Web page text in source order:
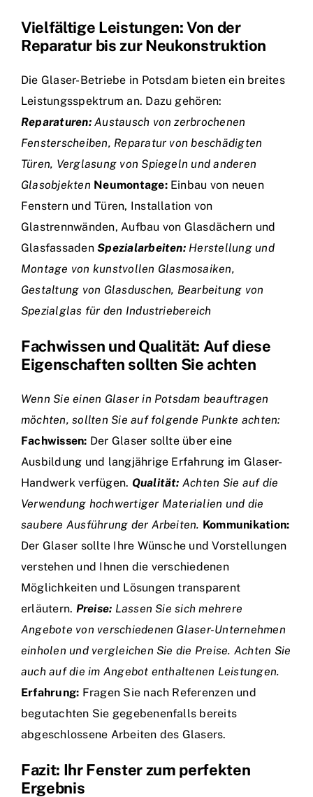
Vielfältige Leistungen: Von der
Reparatur bis zur Neukonstruktion
Die Glaser-Betriebe in Potsdam bieten ein breites
Leistungsspektrum an. Dazu gehören:
Reparaturen:Austausch von zerbrochenen
Fensterscheiben, Reparatur von beschädigten
Türen, Verglasung von Spiegeln und anderen
Glasobjekten Neumontage:Einbau von neuen
Fenstern und Türen, Installation von
Glastrennwänden, Aufbau von Glasdächern und
GlasfassadenSpezialarbeiten:Herstellung und
Montage von kunstvollen Glasmosaiken,
Gestaltung von Glasduschen, Bearbeitung von
Spezialglas für den Industriebereich
Fachwissen und Qualität: Auf diese
Eigenschaften sollten Sie achten
Wenn Sie einen Glaser in Potsdam beauftragen
möchten, sollten Sie auf folgende Punkte achten:
Fachwissen: Der Glaser sollte über eine
Ausbildung und langjährige Erfahrung im Glaser-
Handwerk verfügen. Qualität: Achten Sie auf die
Verwendung hochwertiger Materialien und die
saubere Ausführung der Arbeiten. Kommunikation:
Der Glaser sollte Ihre Wünsche und Vorstellungen
verstehen und Ihnen die verschiedenen
Möglichkeiten und Lösungen transparent
erläutern. Preise: Lassen Sie sich mehrere
Angebote von verschiedenen Glaser-Unternehmen
einholen und vergleichen Sie die Preise. Achten Sie
auch auf die im Angebot enthaltenen Leistungen.
Erfahrung: Fragen Sie nach Referenzen und
begutachten Sie gegebenenfalls bereits
abgeschlossene Arbeiten des Glasers.
Fazit: Ihr Fenster zum perfekten
Ergebnis